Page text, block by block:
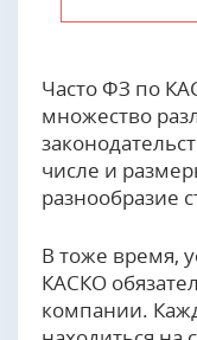
Часто ФЗ по
множество
числе и
разнообразие
В тоже время,
КАСКО
компании.